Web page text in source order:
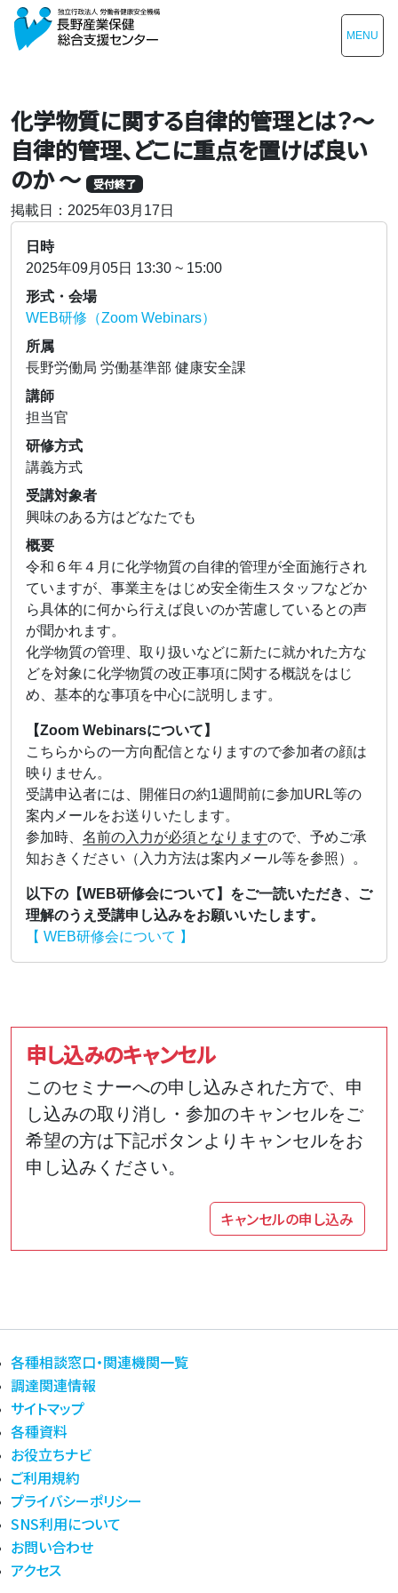
MENU
化学物質に関する自律的管理とは？～
自律的管理、どこに重点を置けば良い
のか ～
受付終了
掲載日：2025年03月17日
日時
2025年09月05日 13:30 ~ 15:00
形式・会場
WEB研修（Zoom Webinars）
所属
長野労働局 労働基準部 健康安全課
講師
担当官
研修方式
講義方式
受講対象者
興味のある方はどなたでも
概要
令和６年４月に化学物質の自律的管理が全面施行され
ていますが、事業主をはじめ安全衛生スタッフなどか
ら具体的に何から行えば良いのか苦慮しているとの声
が聞かれます。
化学物質の管理、取り扱いなどに新たに就かれた方な
どを対象に化学物質の改正事項に関する概説をはじ
め、基本的な事項を中心に説明します。
【Zoom Webinarsについて】
こちらからの一方向配信となりますので参加者の顔は
映りません。
受講申込者には、開催日の約1週間前に参加URL等の
案内メールをお送りいたします。
参加時、 名前の入力が必須となりますので、予めご承
知おきください（入力方法は案内メール等を参照）。
以下の【WEB研修会について】をご一読いただき、ご
理解のうえ受講申し込みをお願いいたします。
【 WEB研修会について 】
申し込みのキャンセル
このセミナーへの申し込みされた方で、申
し込みの取り消し・参加のキャンセルをご
希望の方は下記ボタンよりキャンセルをお
申し込みください。
キャンセルの申し込み
各種相談窓口・関連機関一覧
調達関連情報
サイトマップ
各種資料
お役立ちナビ
ご利用規約
プライバシーポリシー
SNS利用について
お問い合わせ
アクセス